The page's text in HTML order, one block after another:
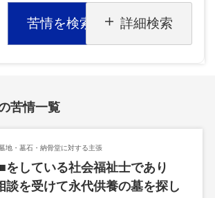
苦情を検索 詳細検索
苦情一覧
地・墓石・納骨堂に対する主張
をしている社会福祉士であり
談を受けて永代供養の墓を探し